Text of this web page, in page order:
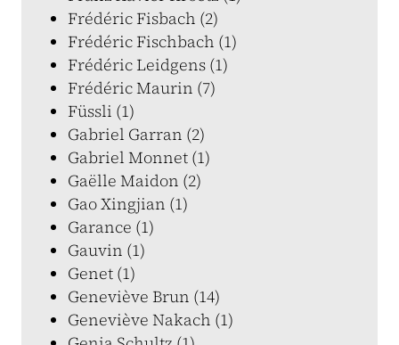
Frédéric Fisbach (2)
Frédéric Fischbach (1)
Frédéric Leidgens (1)
Frédéric Maurin (7)
Füssli (1)
Gabriel Garran (2)
Gabriel Monnet (1)
Gaëlle Maidon (2)
Gao Xingjian (1)
Garance (1)
Gauvin (1)
Genet (1)
Geneviève Brun (14)
Geneviève Nakach (1)